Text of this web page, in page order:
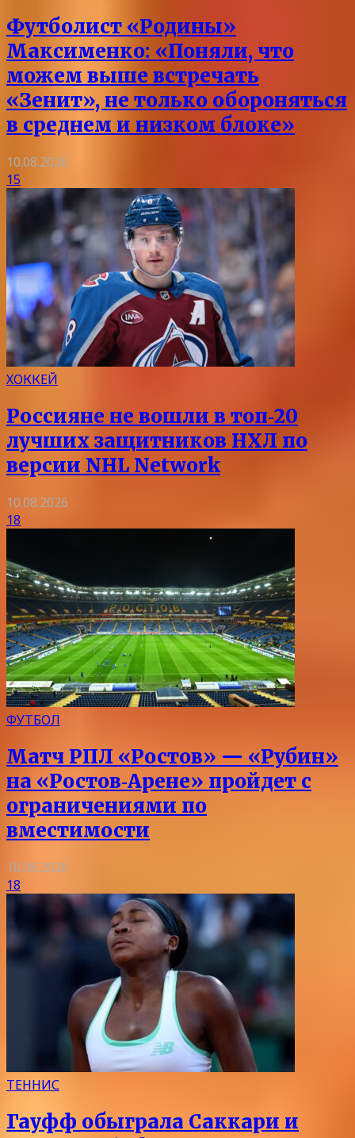
Футболист «Родины»
Максименко: «Поняли, что
можем выше встречать
«Зенит», не только обороняться
в среднем и низком блоке»
10.08.2026
15
ХОККЕЙ
Россияне не вошли в топ‑20
лучших защитников НХЛ по
версии NHL Network
10.08.2026
18
ФУТБОЛ
Матч РПЛ «Ростов» — «Рубин»
на «Ростов‑Арене» пройдет с
ограничениями по
вместимости
10.08.2026
18
ТЕННИС
Гауфф обыграла Саккари и